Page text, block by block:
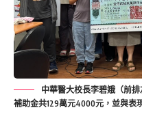
中華醫大校長李碧娥（前
補助金共129萬元4000元，並與表